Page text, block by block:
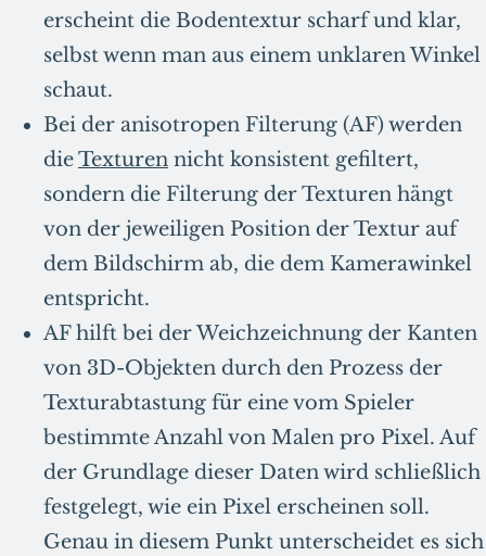
erscheint die Bodentextur scharf und klar,
selbst wenn man aus einem unklaren Winkel
schaut.
Bei der anisotropen Filterung (AF) werden
dieTexturennicht konsistent gefiltert,
sondern die Filterung der Texturen hängt
von der jeweiligen Position der Textur auf
dem Bildschirm ab, die dem Kamerawinkel
entspricht.
AF hilft bei der Weichzeichnung der Kanten
von 3D-Objekten durch den Prozess der
Texturabtastung für eine vom Spieler
bestimmte Anzahl von Malen pro Pixel. Auf
der Grundlage dieser Daten wird schließlich
festgelegt, wie ein Pixel erscheinen soll.
Genau in diesem Punkt unterscheidet es sich